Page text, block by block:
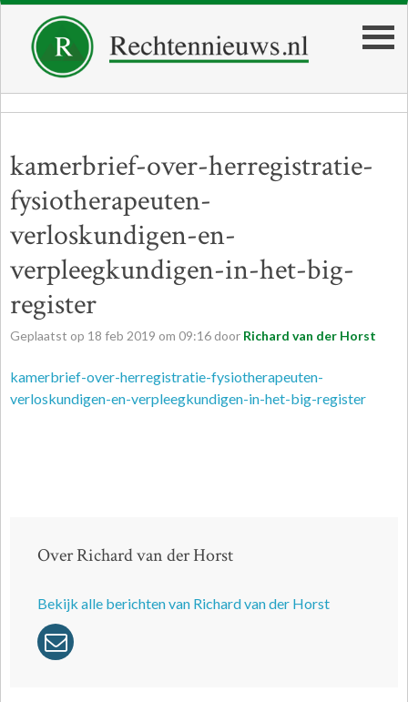
kamerbrief-over-herregistratie-
fysiotherapeuten-
verloskundigen-en-
verpleegkundigen-in-het-big-
register
Geplaatst op 18 feb 2019 om 09:16 door Richard van der Horst
kamerbrief-over-herregistratie-fysiotherapeuten-
verloskundigen-en-verpleegkundigen-in-het-big-register
Over Richard van der Horst
Bekijk alle berichten van Richard van der Horst